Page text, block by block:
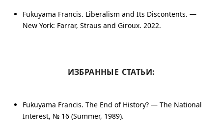
Fukuyama Francis. Liberalism and Its Discontents. —
New York: Farrar, Straus and Giroux. 2022.
ИЗБРАННЫЕ СТАТЬИ:
Fukuyama Francis. The End of History? — The National
Interest, № 16 (Summer, 1989).